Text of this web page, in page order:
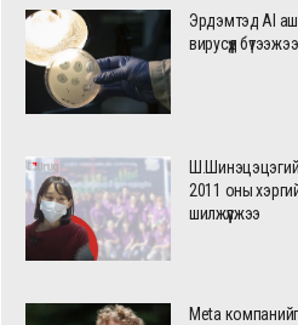
БНСУ-ын түүхэн дэх хамгийн халуун
Эрдэмтэд AI
вирусүүд бүтээжээ
2011 оны
шилжүүлжээ
Meta